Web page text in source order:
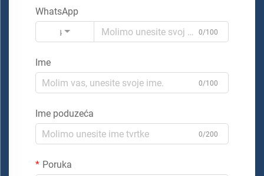
WhatsApp
Kod
0/100
Ime
0/100
Ime poduzeća
0/200
Poruka